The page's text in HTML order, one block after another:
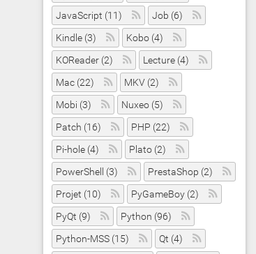
JavaScript (11)
Job (6)
Kindle (3)
Kobo (4)
KOReader (2)
Lecture (4)
Mac (22)
MKV (2)
Mobi (3)
Nuxeo (5)
Patch (16)
PHP (22)
Pi-hole (4)
Plato (2)
PowerShell (3)
PrestaShop (2)
Projet (10)
PyGameBoy (2)
PyQt (9)
Python (96)
Python-MSS (15)
Qt (4)